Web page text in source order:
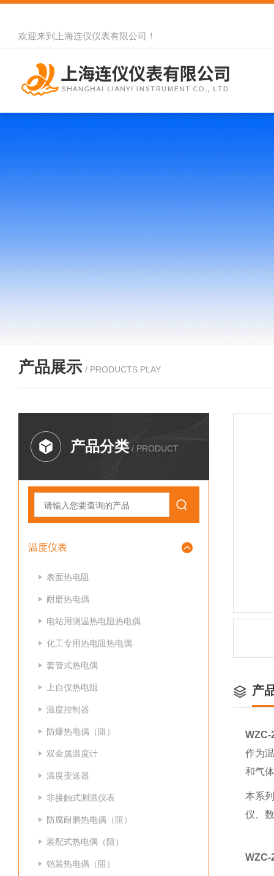
欢迎来到 上海连仪仪表有限公司 ！
产品展示 / PRODUCTS PLAY
产品分类 / PRODUCT
温度仪表
表面热电阻
耐磨热电偶
电站用测温热电阻热电偶
化工专用热电阻热电偶
套管式热电偶
上自仪热电阻
温度控制器
防爆热电偶（阻）
双金属温度计
温度变送器
非接触式测温仪表
防腐耐磨热电偶（阻）
装配式热电偶（阻）
铠装热电偶（阻）
产
WZC-
作为
和气
本系
仪、
WZC-